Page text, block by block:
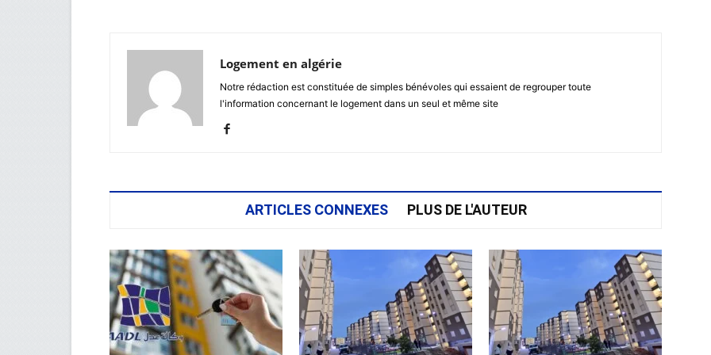
Logement en algérie
Notre rédaction est constituée de simples bénévoles qui essaient de regrouper toute
l'information concernant le logement dans un seul et même site
ARTICLES CONNEXES PLUS DE L'AUTEUR